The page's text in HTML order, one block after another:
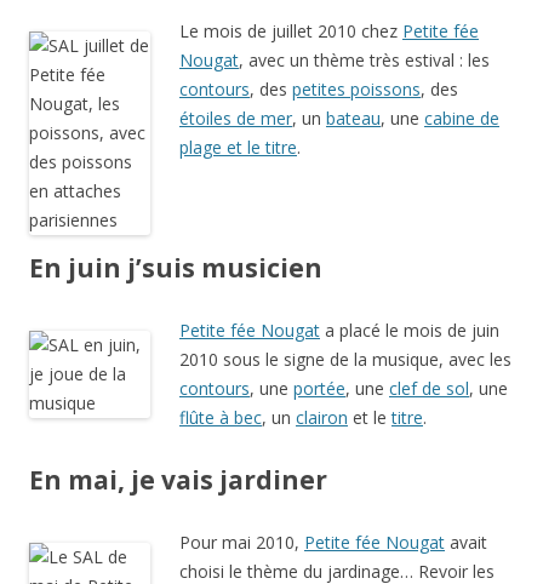
Le mois de juillet 2010 chez Petite fée
Nougat, avec un thème très estival : les
contours, des petites poissons, des
étoiles de mer, un bateau, une cabine de
plage et le titre.
En juin j’suis musicien
Petite fée Nougat a placé le mois de juin
2010 sous le signe de la musique, avec les
contours, une portée, une clef de sol, une
flûte à bec, un clairon et letitre.
En mai, je vais jardiner
Pour mai 2010, Petite fée Nougat avait
choisi le thème du jardinage… Revoir les